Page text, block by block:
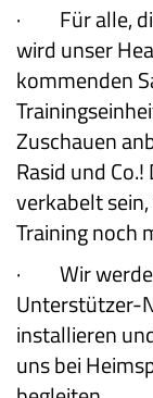
·
Für alle,
wird unser
kommenden
Zuschauen
Rasid und
verkabelt
Training noch
·
Wir
Unterstützer-
installieren
uns bei